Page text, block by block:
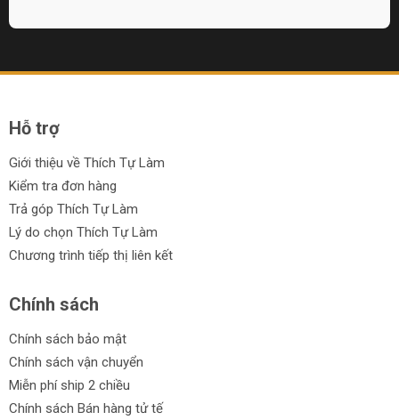
nghề nhỏ gọn, làm quà tặng, hoặc đặt trong góc làm việc khi
Hỗ trợ
Giới thiệu về Thích Tự Làm
Kiểm tra đơn hàng
Trả góp Thích Tự Làm
Lý do chọn Thích Tự Làm
Chương trình tiếp thị liên kết
Chính sách
Chính sách bảo mật
Chính sách vận chuyển
Miễn phí ship 2 chiều
Chính sách Bán hàng tử tế